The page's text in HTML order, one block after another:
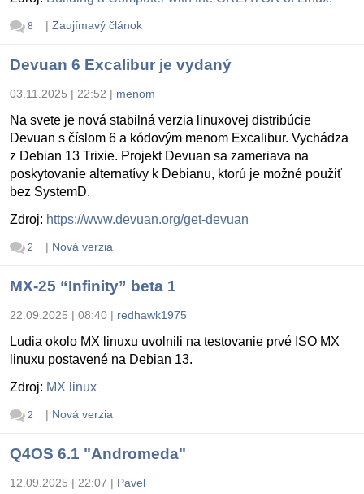
8 | Zaujímavý článok
Devuan 6 Excalibur je vydaný
03.11.2025 | 22:52 | menom
Na svete je nová stabilná verzia linuxovej distribúcie
Devuan s číslom 6 a kódovým menom Excalibur. Vychádza
z Debian 13 Trixie. Projekt Devuan sa zameriava na
poskytovanie alternatívy k Debianu, ktorú je možné použiť
bez SystemD.
Zdroj: https://www.devuan.org/get-devuan
2 | Nová verzia
MX-25 “Infinity” beta 1
22.09.2025 | 08:40 | redhawk1975
Ludia okolo MX linuxu uvolnili na testovanie prvé ISO MX
linuxu postavené na Debian 13.
Zdroj: MX linux
2 | Nová verzia
Q4OS 6.1 "Andromeda"
12.09.2025 | 22:07 | Pavel